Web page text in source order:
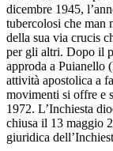
dicembre 1945,
tubercolosi che man
della sua via crucis
per gli altri. Dopo il
approda a Puianello
attività apostolica a
movimenti si offre e
1972. L’Inchiesta
chiusa il 13 maggio
giuridica